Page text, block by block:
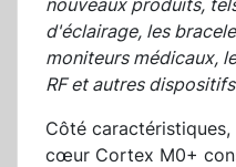
nouveaux produits,
d'éclairage, les
moniteurs médicaux,
RF et autres
Côté
cœur Cortex M0+